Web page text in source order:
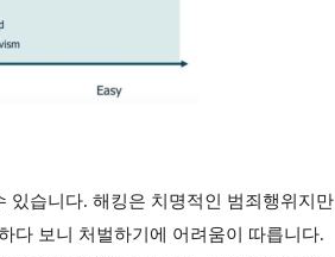
있습니다. 해킹은 치명적인 범죄행위지만
다 보니 처벌하기에 어려움이 따릅니다.